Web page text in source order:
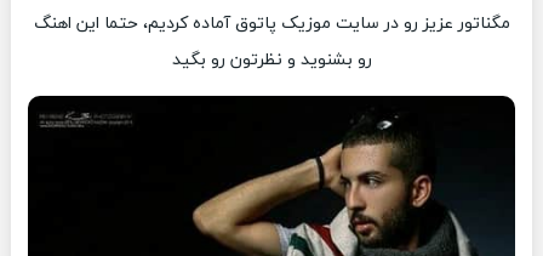
مگناتور عزیز رو در سایت موزیک پاتوق آماده کردیم، حتما این اهنگ
رو بشنوید و نظرتون رو بگید